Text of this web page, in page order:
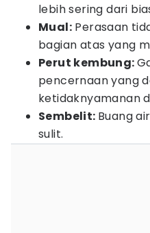
lebih sering dari
Mual: Perasaan
bagian atas yang
Perut kembung:
pencernaan yang
ketidaknyamanan
Sembelit: Buang
sulit.